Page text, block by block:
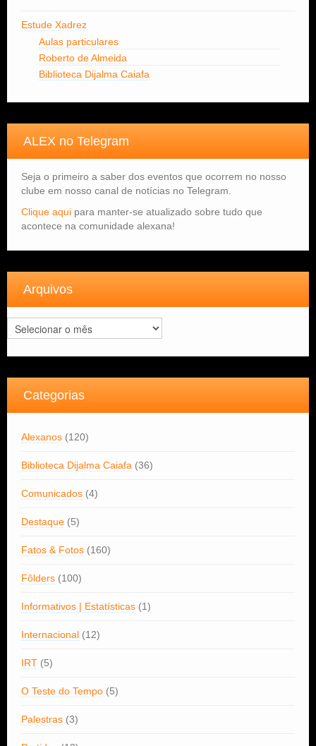
Estude Xadrez
Aulas particulares
Roberto de Almeida
Biblioteca Dijalma Caiafa
ALEX no Telegram
Seja o primeiro a saber dos eventos que ocorrem no nosso
clube em nosso canal de notícias no Telegram.
Clique aqui para manter-se atualizado sobre tudo que
acontece na comunidade alexana!
Arquivos
Arquivos
Categorias
Alexanos (120)
Biblioteca Dijalma Caiafa (36)
Comunicados (4)
Destaque (5)
Fatos & Fotos (160)
Fôlders (100)
Informativos | Estatísticas (1)
Internacional (12)
IRT (5)
O Teste do Tempo (5)
Palestras (3)